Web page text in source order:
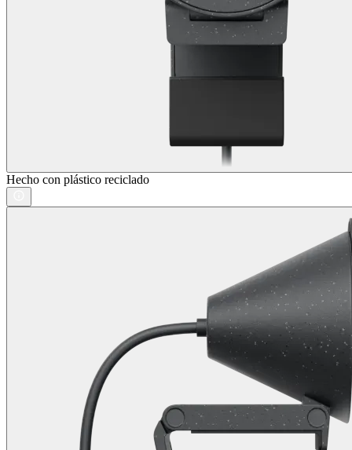
Hecho con plástico reciclado